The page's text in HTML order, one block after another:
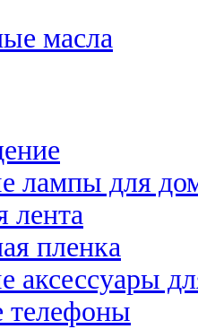
масла
лампы для
лента
пленка
аксессуары
телефоны